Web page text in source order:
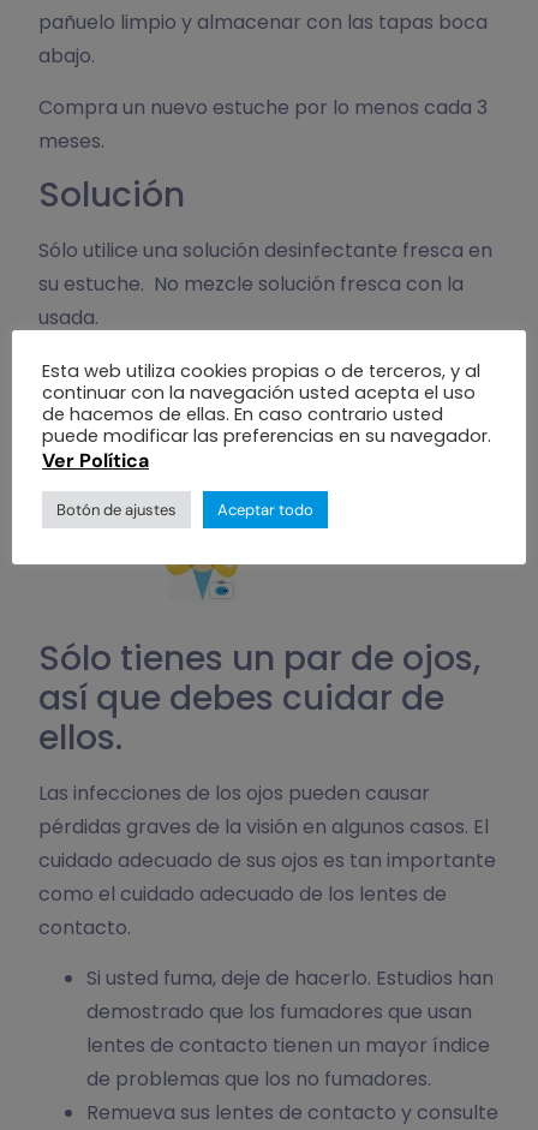
pañuelo limpio y almacenar con las tapas boca
abajo.
Compra un nuevo estuche por lo menos cada 3
meses.
Solución
Sólo utilice una solución desinfectante fresca en
su estuche. No mezcle solución fresca con la
usada.
Sólo utiliza la solución que tu oftalmólogo u
optómetra te recomiende.
Sólo tienes un par de ojos,
así que debes cuidar de
ellos.
Las infecciones de los ojos pueden causar
pérdidas graves de la visión en algunos casos. El
cuidado adecuado de sus ojos es tan importante
como el cuidado adecuado de los lentes de
contacto.
Si usted fuma, deje de hacerlo. Estudios han
demostrado que los fumadores que usan
lentes de contacto tienen un mayor índice
de problemas que los no fumadores.
Remueva sus lentes de contacto y consulte
Esta web utiliza cookies propias o de terceros, y al
continuar con la navegación usted acepta el uso
de hacemos de ellas. En caso contrario usted
puede modificar las preferencias en su navegador.
Ver Política
Botón de ajustes Aceptar todo